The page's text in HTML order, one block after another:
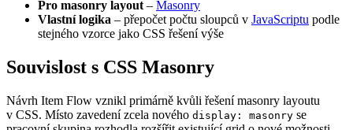
Pro masonry layout– Masonry
Vlastní logika – přepočet počtu sloupců v JavaScriptu podle
stejného vzorce jako CSS řešení výše
Souvislost s CSS Masonry
Návrh Item Flow vznikl primárně kvůli řešení masonry layoutu
v CSS. Místo zavedení zcela nového display: masonry se